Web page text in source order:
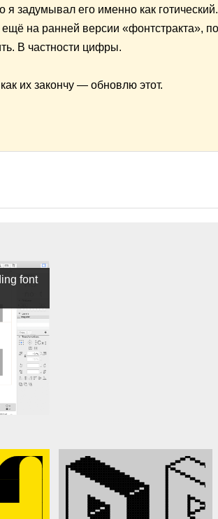
задумывал его именно как
на ранней версии «фонтстракта»,
В частности цифры.
их закончу — обновлю этот.
font